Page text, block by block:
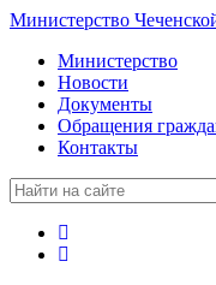
Министерство
Министерство
Новости
Документы
Обращения
Контакты